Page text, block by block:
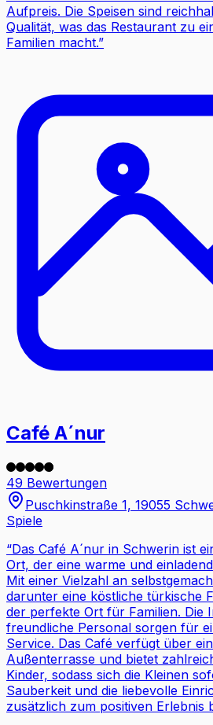
Aufpreis. Die Speisen sind
Qualität, was das Restaurant zu
Familien macht.”
Café A´nur
49 Bewertungen
Puschkinstraße 1, 19055
Spiele
“Das Café A´nur in Schwerin ist
Ort, der eine warme und
Mit einer Vielzahl an
darunter eine köstliche türkische
der perfekte Ort für Familien. Die
freundliche Personal sorgen für
Service. Das Café verfügt über
Außenterrasse und bietet
Kinder, sodass sich die Kleinen
Sauberkeit und die liebevolle
zusätzlich zum positiven Erlebnis